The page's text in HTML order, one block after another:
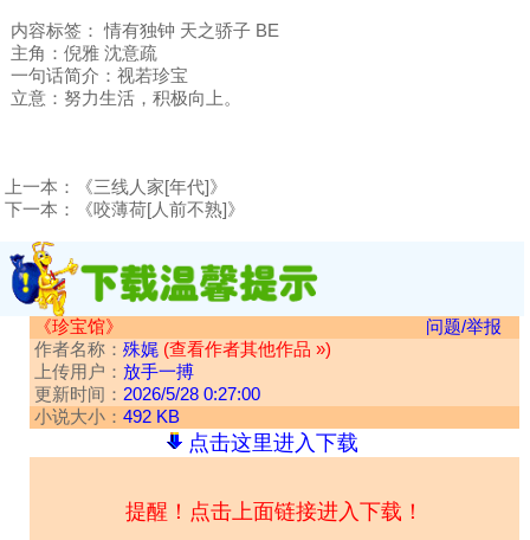
内容标签： 情有独钟 天之骄子 BE
主角：倪雅 沈意疏
一句话简介：视若珍宝
立意：努力生活，积极向上。
上一本：
《三线人家[年代]》
下一本：
《咬薄荷[人前不熟]》
《珍宝馆》
问题/举报
作者名称： 殊娓 (查看作者其他作品 »)
上传用户： 放手一搏
更新时间： 2026/5/28 0:27:00
小说大小： 492 KB
点击这里进入下载
提醒！点击上面链接进入下载！